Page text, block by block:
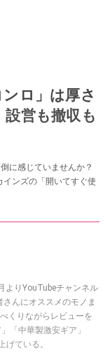
ンロ」は厚さ
営も撤収も
に感じていませんか？
インズの「開いてすぐ使
よりYouTubeチャンネル
んにオススメのモノま
くりながらレビューを
「中華製激安ギア」
げている。